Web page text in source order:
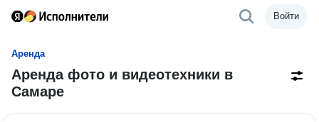
Войти
Аренда
Аренда фото и видеотехники в
Самаре